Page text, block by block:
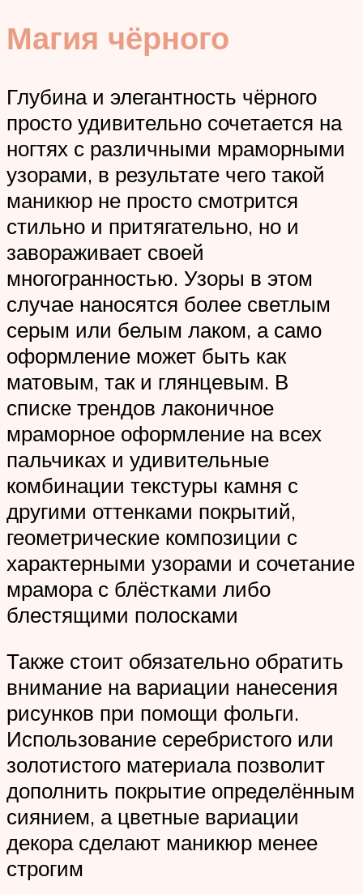
Магия чёрного
Глубина и элегантность чёрного
просто удивительно сочетается на
ногтях с различными мраморными
узорами, в результате чего такой
маникюр не просто смотрится
стильно и притягательно, но и
завораживает своей
многогранностью. Узоры в этом
случае наносятся более светлым
серым или белым лаком, а само
оформление может быть как
матовым, так и глянцевым. В
списке трендов лаконичное
мраморное оформление на всех
пальчиках и удивительные
комбинации текстуры камня с
другими оттенками покрытий,
геометрические композиции с
характерными узорами и сочетание
мрамора с блёстками либо
блестящими полосками
Также стоит обязательно обратить
внимание на вариации нанесения
рисунков при помощи фольги.
Использование серебристого или
золотистого материала позволит
дополнить покрытие определённым
сиянием, а цветные вариации
декора сделают маникюр менее
строгим